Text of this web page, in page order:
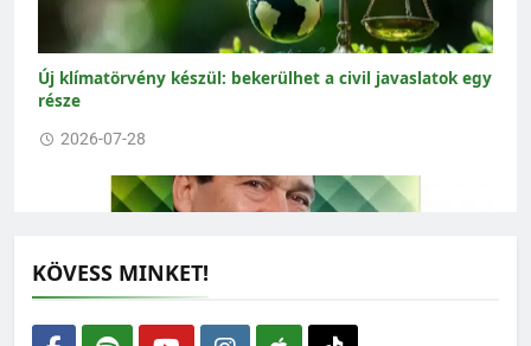
Új klímatörvény készül: bekerülhet a civil javaslatok egy
része
2026-07-28
Lehet-e rendszerkritika nélkül zöldnek lenni?
KÖVESS MINKET!